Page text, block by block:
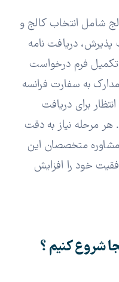
شامل انتخاب کالج و
دریافت نامه
تکمیل فرم درخواست
به سفارت فرانسه
برای دریافت
هر مرحله نیاز به دقت
مشاوره متخصصان این
خود را افزایش
شروع کنیم ؟